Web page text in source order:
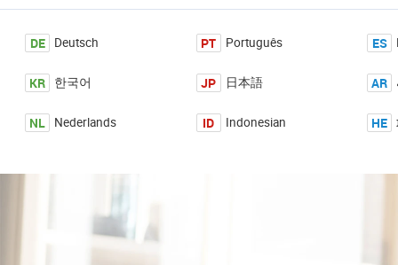
DE Deutsch PT Português ES
KR 한국어 JP 日本語 AR
NL Nederlands ID Indonesian HE